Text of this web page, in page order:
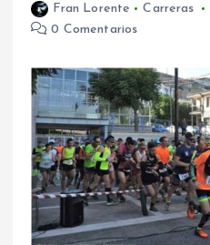
Fran Lorente Carreras
0 Comentarios